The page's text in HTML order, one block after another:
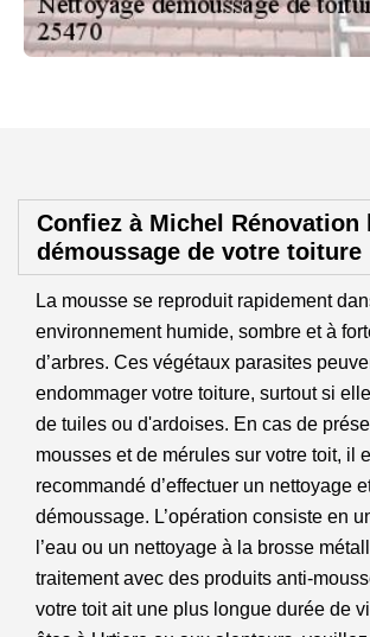
Confiez à Michel Rénovation
démoussage de votre toiture
La mousse se reproduit rapidement
environnement humide, sombre et à
d’arbres. Ces végétaux parasites
endommager votre toiture, surtout si
de tuiles ou d'ardoises. En cas de
mousses et de mérules sur votre toit, il
recommandé d’effectuer un nettoyage
démoussage. L’opération consiste en
l’eau ou un nettoyage à la brosse
traitement avec des produits anti-
votre toit ait une plus longue durée de